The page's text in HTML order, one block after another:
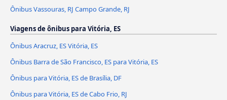
Ônibus Vassouras, RJ Campo Grande, RJ
Viagens de ônibus para Vitória, ES
Ônibus Aracruz, ES Vitória, ES
Ônibus Barra de São Francisco, ES para Vitória, ES
Ônibus para Vitória, ES de Brasília, DF
Ônibus para Vitória, ES de Cabo Frio, RJ